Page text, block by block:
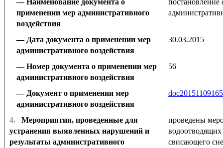
Наименование документа о
применении мер административного
воздействия
постановление
Дата документа о применении мер
административного воздействия
30.03.2015
Номер документа о применении мер
административного воздействия
56
Документ о применении мер
административного воздействия
4.
Мероприятия, проведенные для
устранения выявленных нарушений и
результаты административного
проведены
свисающего